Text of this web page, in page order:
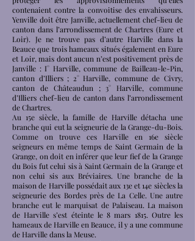
contenaient contre la convoitise des envahisseurs.
Yenville doit être Janville, actuellement chef-lieu de
canton dans l’arrondissement de Chartres (Eure et
Loir). Je ne trouve pas d’autre Harville dans la
Beauce que trois hameaux situés également en Eure
et Loir, mais dont aucun n’est positivement près de
Janville : I° Harville, commune de Bailleau-le-Pin,
canton d’Illiers ; 2° Harville, commune de Civry,
canton de Châteaudun ; 3° Harville, commune
d’Illiers chef-lieu de canton dans l’arrondissement
de Chartres.
Au 15e siècle, la famille de Harville détacha une
branche qui eut la seigneurie de la Grange-du-Bois.
Comme on trouve ces Harville en 16e siècle
seigneurs en même temps de Saint Germain de la
Grange, on doit en inférer que leur fief de la Grange
du Bois fut celui sis à Saint Germain de la Grange et
non celui sis aux Bréviaires. Une branche de la
maison de Harville possédait aux 13e et 14e siècles la
seigneurie des Bordes près de La Celle. Une autre
branche eut le marquisat de Palaiseau. La maison
de Harville s’est éteinte le 8 mars 1815. Outre les
hameaux de Harville en Beauce, il y a une commune
de Harville dans la Meuse.